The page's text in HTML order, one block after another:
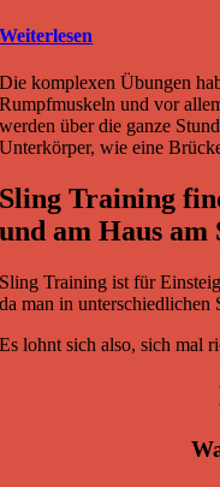
Weiterlesen
Die komplexen Übungen
Rumpfmuskeln und vor
werden über die ganze
Unterkörper, wie eine
Sling Training
und am Haus am
Sling Training ist für
da man in unterschiedlichen
Es lohnt sich also, sich mal